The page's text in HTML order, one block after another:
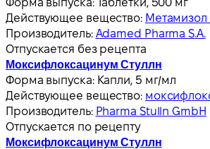
Действующее вещество: Метамизол
Производитель: Adamed Pharma S.A.
Отпускается без рецепта
Моксифлоксацинум Стуллн
Форма выпуска: Капли, 5 мг/мл
Действующее вещество:
Производитель: Pharma Stulln GmbH
Отпускается по рецепту
Моксифлоксацинум Стуллн